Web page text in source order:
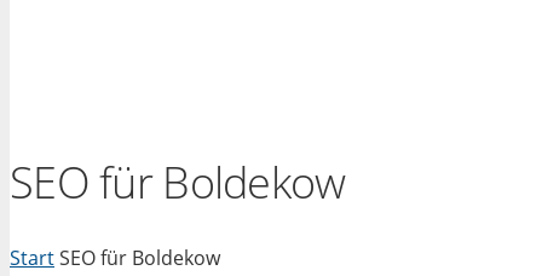
SEO für Boldekow
StartSEO für Boldekow